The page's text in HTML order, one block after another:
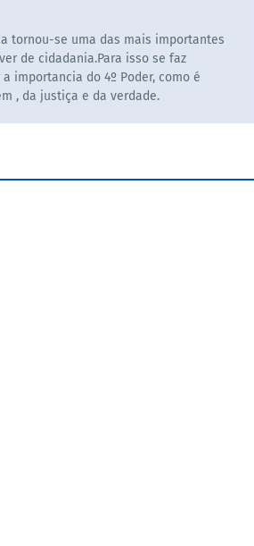
tornou-se uma das mais importantes
de cidadania.Para isso se faz
importancia do 4º Poder, como é
, da justiça e da verdade.